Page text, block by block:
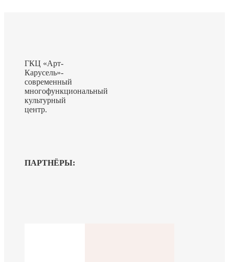
ГКЦ «Арт-
Карусель»-
современный
многофункциональный
культурный
центр.
ПАРТНЁРЫ: